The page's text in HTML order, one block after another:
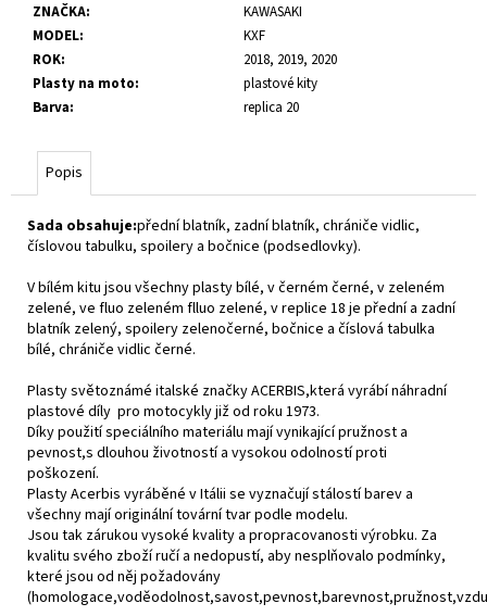
ZNAČKA:
KAWASAKI
MODEL:
KXF
ROK:
2018, 2019, 2020
Plasty na moto:
plastové kity
Barva: replica 20
Popis
Sada obsahuje:přední blatník, zadní blatník, chrániče vidlic,
číslovou tabulku, spoilery a bočnice (podsedlovky).
V bílém kitu jsou všechny plasty bílé, v černém černé, v zeleném
zelené, ve fluo zeleném flluo zelené, v replice 18 je přední a zadní
blatník zelený, spoilery zelenočerné, bočnice a číslová tabulka
bílé, chrániče vidlic černé.
Plasty světoznámé italské značky ACERBIS,která vyrábí náhradní
plastové díly pro motocykly již od roku 1973.
Díky použití speciálního materiálu mají vynikající pružnost a
pevnost,s dlouhou životností a vysokou odolností proti
poškození.
Plasty Acerbis vyráběné v Itálii se vyznačují stálostí barev a
všechny mají originální tovární tvar podle modelu.
Jsou tak zárukou vysoké kvality a propracovanosti výrobku. Za
kvalitu svého zboží ručí a nedopustí, aby nesplňovalo podmínky,
které jsou od něj požadovány
m